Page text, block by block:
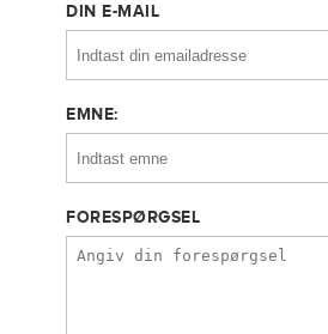
DIN E-MAIL
EMNE:
FORESPØRGSEL